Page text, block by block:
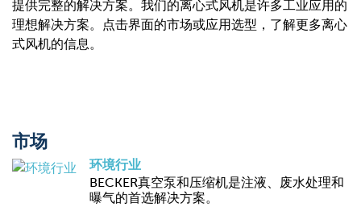
提供完整的解决方案。我们的离心式风机是许多工业应用的
理想解决方案。点击界面的市场或应用选型，了解更多离心
式风机的信息。
市场
环境行业
BECKER真空泵和压缩机是注液、废水处理和
曝气的首选解决方案。